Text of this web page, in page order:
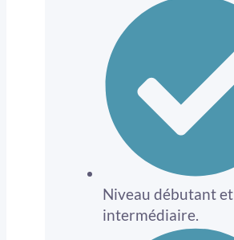
Niveau débutant et
intermédiaire.